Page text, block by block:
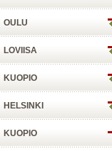
OULU
LOVIISA
KUOPIO
HELSINKI
KUOPIO